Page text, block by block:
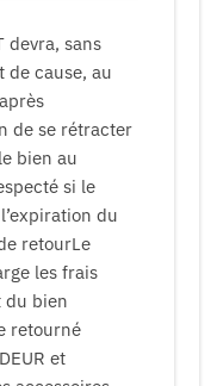
devra, sans
de cause, au
de se rétracter
bien au
si le
du
retourLe
les frais
du bien
retourné
et